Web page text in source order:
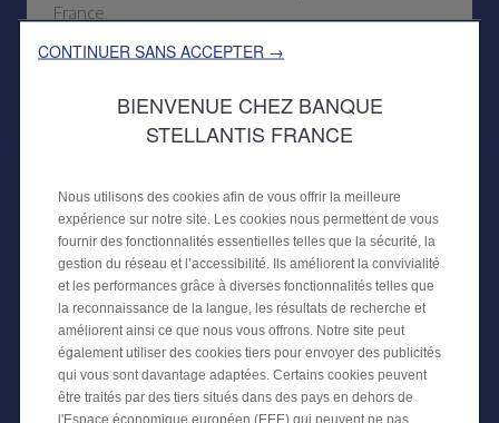
France.
30 AVRIL 2024
PLACEMENT PUBLIC D'UNE
CONTINUER SANS ACCEPTER →
BIENVENUE CHEZ BANQUE
STELLANTIS FRANCE
Nous utilisons des cookies afin de vous offrir la meilleure
expérience sur notre site. Les cookies nous permettent de vous
fournir des fonctionnalités essentielles telles que la sécurité, la
gestion du réseau et l’accessibilité. Ils améliorent la convivialité
et les performances grâce à diverses fonctionnalités telles que
la reconnaissance de la langue, les résultats de recherche et
améliorent ainsi ce que nous vous offrons. Notre site peut
également utiliser des cookies tiers pour envoyer des publicités
qui vous sont davantage adaptées. Certains cookies peuvent
être traités par des tiers situés dans des pays en dehors de
l'Espace économique européen (EEE) qui peuvent ne pas